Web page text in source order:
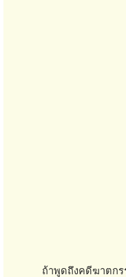
ถ้าพูดถึงคดีฆาตก